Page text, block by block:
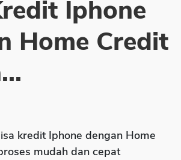
Iphone
Home Credit
kredit Iphone dengan Home
mudah dan cepat